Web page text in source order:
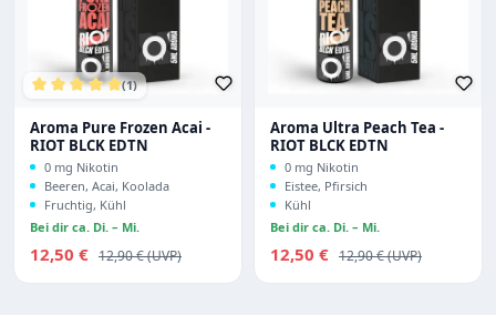
(1)
Aroma Pure Frozen Acai -
RIOT BLCK EDTN
0 mg Nikotin
Beeren, Acai, Koolada
Fruchtig, Kühl
Bei dir ca. Di. – Mi.
Verkaufspreis:
12,50 € Regulärer Preis:
12,90 €
Aroma Ultra Peach Tea -
RIOT BLCK EDTN
0 mg Nikotin
Eistee, Pfirsich
Kühl
Bei dir ca. Di. – Mi.
Verkaufspreis:
12,50 € Regulärer Preis:
12,90 €